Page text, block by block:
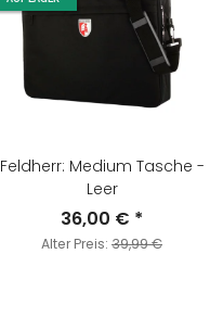
Feldherr: Medium Tasche -
Leer
36,00 € *
Alter Preis: 39,99 €